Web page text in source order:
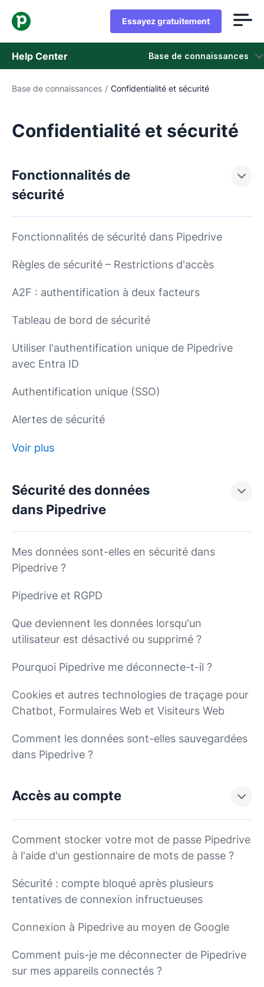
Essayez gratuitement
Help Center Base de connaissances
Base de connaissances
Base de connaissances / Confidentialité et sécurité
Confidentialité et sécurité
Fonctionnalités de
sécurité
Fonctionnalités de sécurité dans Pipedrive
Règles de sécurité – Restrictions d'accès
A2F : authentification à deux facteurs
Tableau de bord de sécurité
Utiliser l'authentification unique de Pipedrive
avec Entra ID
Authentification unique (SSO)
Alertes de sécurité
Voir plus
Sécurité des données
dans Pipedrive
Mes données sont-elles en sécurité dans
Pipedrive ?
Pipedrive et RGPD
Que deviennent les données lorsqu'un
utilisateur est désactivé ou supprimé ?
Pourquoi Pipedrive me déconnecte-t-il ?
Cookies et autres technologies de traçage pour
Chatbot, Formulaires Web et Visiteurs Web
Comment les données sont-elles sauvegardées
dans Pipedrive ?
Accès au compte
Comment stocker votre mot de passe Pipedrive
à l'aide d'un gestionnaire de mots de passe ?
Sécurité : compte bloqué après plusieurs
tentatives de connexion infructueuses
Connexion à Pipedrive au moyen de Google
Comment puis-je me déconnecter de Pipedrive
sur mes appareils connectés ?